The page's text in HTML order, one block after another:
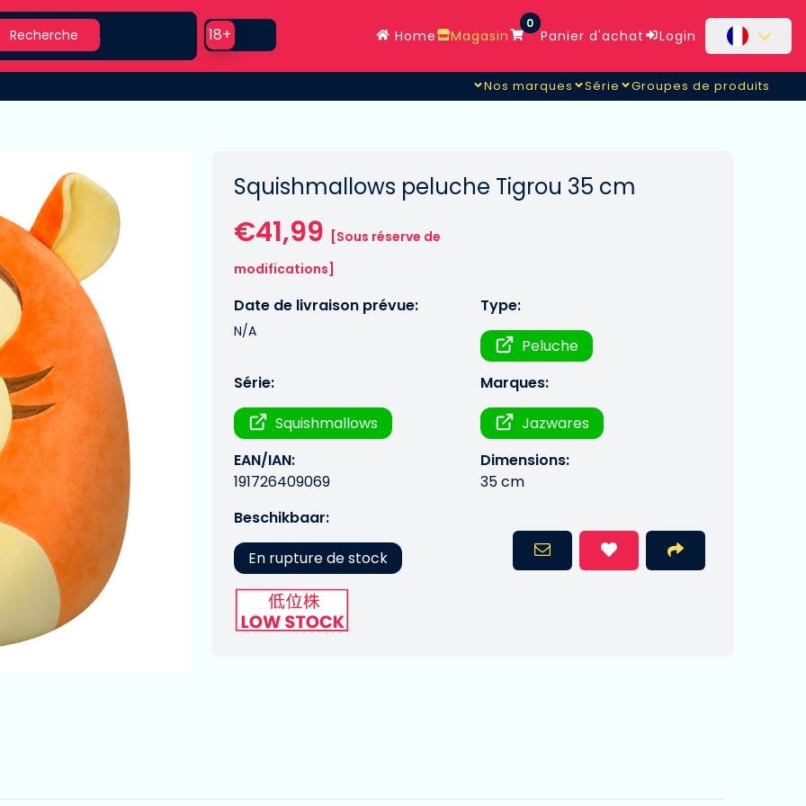
Recherche
Use setting
18+ Home Magasin
0
Panier d'achat Login
Nos marques Série Groupes de produits
Squishmallows peluche Tigrou 35 cm
€41,99 [Sous réserve de
modifications]
Date de livraison prévue:
N/A
Type:
Peluche
Série:
Squishmallows
Marques:
Jazwares
EAN/IAN:
191726409069
Dimensions:
35 cm
Beschikbaar:
En rupture de stock